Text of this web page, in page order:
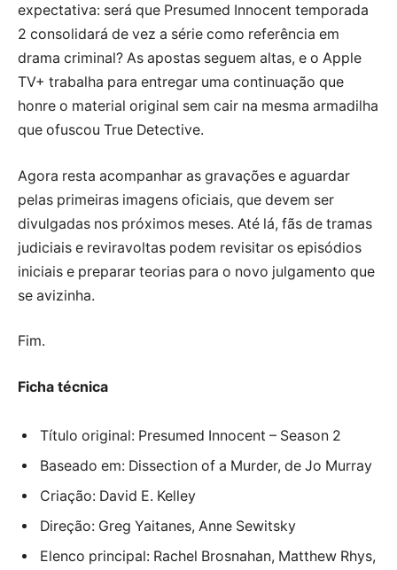
expectativa: será que Presumed Innocent temporada
2 consolidará de vez a série como referência em
drama criminal? As apostas seguem altas, e o Apple
TV+ trabalha para entregar uma continuação que
honre o material original sem cair na mesma armadilha
que ofuscou True Detective.
Agora resta acompanhar as gravações e aguardar
pelas primeiras imagens oficiais, que devem ser
divulgadas nos próximos meses. Até lá, fãs de tramas
judiciais e reviravoltas podem revisitar os episódios
iniciais e preparar teorias para o novo julgamento que
se avizinha.
Fim.
Ficha técnica
Título original: Presumed Innocent – Season 2
Baseado em: Dissection of a Murder, de Jo Murray
Criação: David E. Kelley
Direção: Greg Yaitanes, Anne Sewitsky
Elenco principal: Rachel Brosnahan, Matthew Rhys,